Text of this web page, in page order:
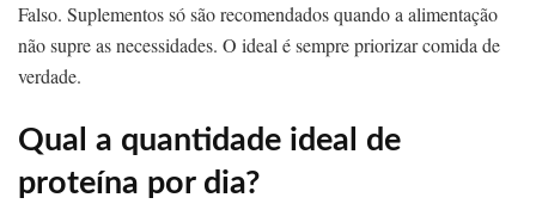
Falso. Suplementos só são recomendados quando a alimentação
não supre as necessidades. O ideal é sempre priorizar comida de
verdade.
Qual a quantidade ideal de
proteína por dia?